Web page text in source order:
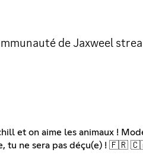
de Jaxweel
et on aime les animaux !
tu ne sera pas déçu(e) !